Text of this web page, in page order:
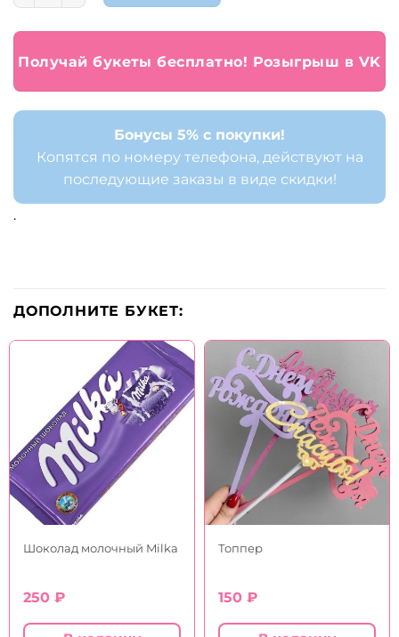
Получай букеты бесплатно! Розыгрыш в VK
Бонусы 5% с покупки!
Копятся по номеру телефона, действуют на
последующие заказы в виде скидки!
.
ДОПОЛНИТЕ БУКЕТ:
Шоколад молочный Milka
250 ₽
Топпер
150 ₽